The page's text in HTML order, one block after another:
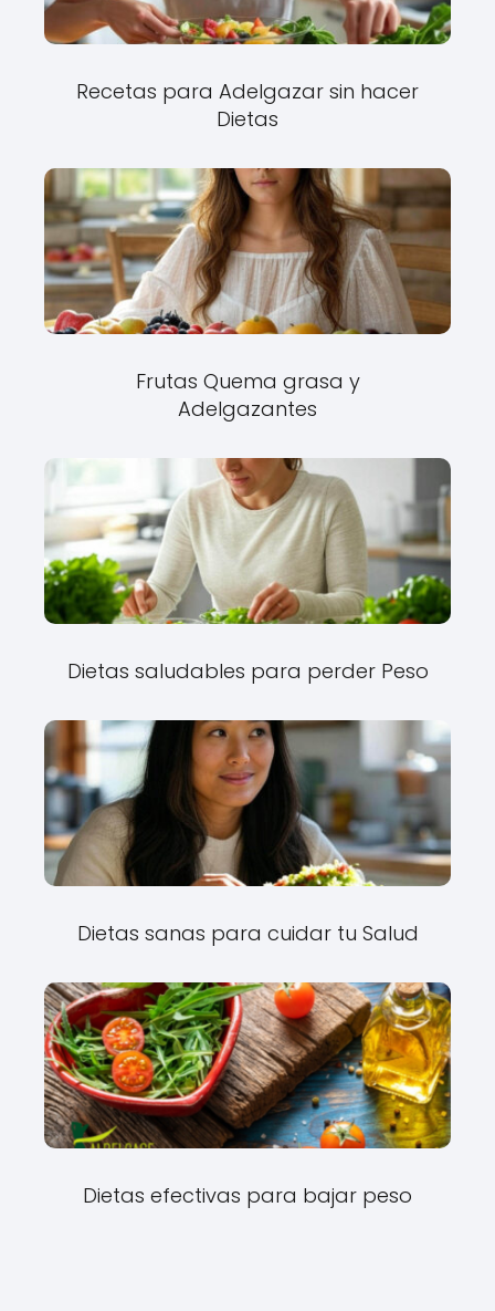
Recetas para Adelgazar sin hacer
Dietas
Frutas Quema grasa y
Adelgazantes
Dietas saludables para perder Peso
Dietas sanas para cuidar tu Salud
Dietas efectivas para bajar peso